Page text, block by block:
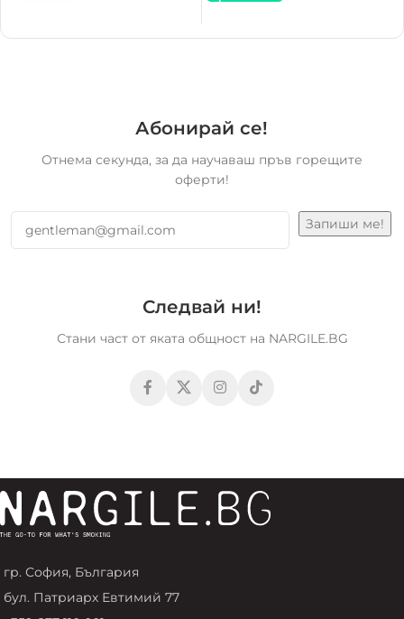
Абонирай се!
Отнема секунда, за да научаваш пръв горещите
оферти!
Следвай ни!
Стани част от яката общност на NARGILE.BG
гр. София, България
бул. Патриарх Евтимий 77